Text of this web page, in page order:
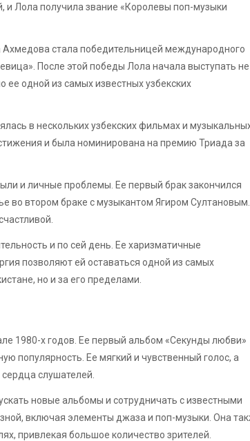
и Лола получила звание «Королевы поп-музыки
стала победительницей международного
После этой победы Лола начала выступать не
ее одной из самых известных узбекских
в нескольких узбекских фильмах и
и была номинирована на премию Триада за
и личные проблемы. Ее первый брак закончился
во втором браке с музыкантом Ягиром
и по сей день. Ее харизматичные
позволяют ей оставаться одной из самых
но и за его пределами.
1980-х годов. Ее первый альбом «Секунды любви»
популярность. Ее мягкий и чувственный голос, а
слушателей.
новые альбомы и сотрудничать с известными
включая элементы джаза и поп-музыки. Она
привлекая большое количество зрителей.